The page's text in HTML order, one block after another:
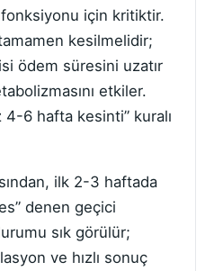
için kritiktir.
kesilmelidir;
ödem süresini uzatır
etkiler.
4-6 hafta kesinti” kuralı
ilk 2-3 haftada
denen geçici
sık görülür;
ve hızlı sonuç